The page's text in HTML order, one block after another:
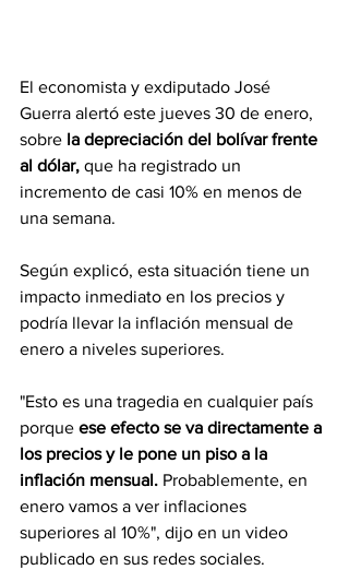
El economista y exdiputado José
Guerra alertó este jueves 30 de enero,
sobre la depreciación del bolívar frente
al dólar, que ha registrado un
incremento de casi 10% en menos de
una semana.
Según explicó, esta situación tiene un
impacto inmediato en los precios y
podría llevar la inflación mensual de
enero a niveles superiores.
"Esto es una tragedia en cualquier país
porque ese efecto se va directamente a
los precios y le pone un piso a la
inflación mensual. Probablemente, en
enero vamos a ver inflaciones
superiores al 10%", dijo en un video
publicado en sus redes sociales.